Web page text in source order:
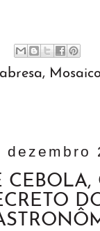
,
dezembro
CEBOLA,